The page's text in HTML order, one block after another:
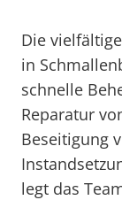
Die
in
schnelle
Reparatur
Beseitigung
legt das